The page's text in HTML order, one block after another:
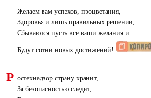
Желаем вам успехов, процветания,
Здоровья и лишь правильных решений,
Сбываются пусть все ваши желания и
Будут сотни новых достижений!
Р остехнадзор страну хранит,
За безопасностью следит,